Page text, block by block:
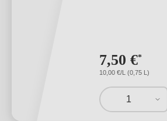
7,50 €*
10,00 €/L (0,75 L)
1